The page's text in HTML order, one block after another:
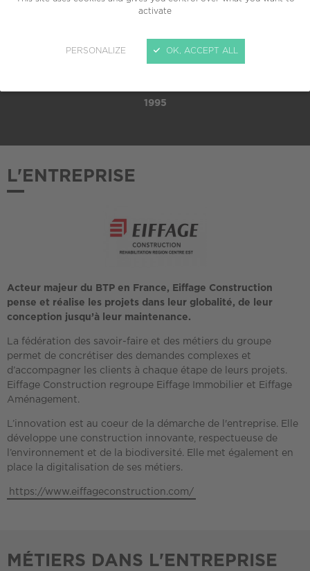
activate
PERSONALIZE OK, ACCEPT ALL
PME (10 à 249 salariés)
1995
L'ENTREPRISE
Acteur majeur du BTP en France, Eiffage Construction
pense et réalise les projets dans leur globalité, de leur
conception jusqu’à leur maintenance.
La fédération des savoir-faire et des métiers du groupe
permet de concrétiser des demandes complexes et
d’accompagner les clients à chaque étape de leurs projets.
Eiffage Construction regroupe Eiffage Immobilier et Eiffage
Aménagement.
L’innovation est au coeur de la démarche de l'entreprise. Elle
développe une construction innovante, respectueuse de
l’environnement et de la biodiversité. Elle met également en
place la digitalisation de ses métiers.
https://www.eiffageconstruction.com/
MÉTIERS DANS L'ENTREPRISE